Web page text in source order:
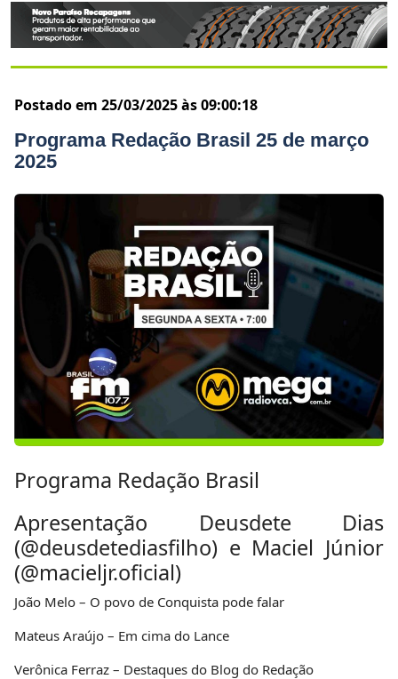
Postado em 25/03/2025 às 09:00:18
Programa Redação Brasil 25 de março
2025
Programa Redação Brasil
Apresentação Deusdete Dias
(@deusdetediasfilho) e Maciel Júnior
(@macieljr.oficial)
João Melo – O povo de Conquista pode falar
Mateus Araújo – Em cima do Lance
Verônica Ferraz – Destaques do Blog do Redação